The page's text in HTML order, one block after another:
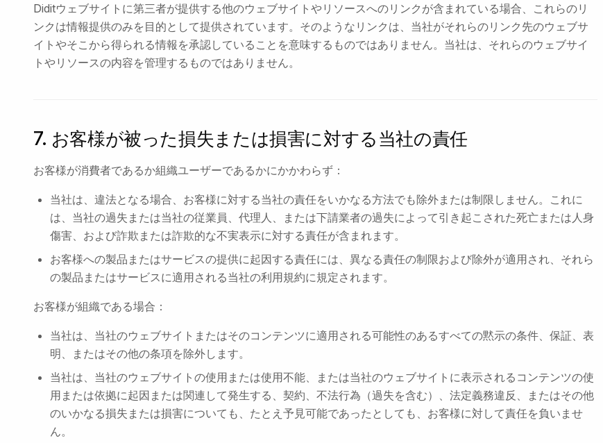
Diditウェブサイトに第三者が提供する他のウェブサイトやリソースへのリンクが含まれている場合、これらのリ
ンクは情報提供のみを目的として提供されています。そのようなリンクは、当社がそれらのリンク先のウェブサ
イトやそこから得られる情報を承認していることを意味するものではありません。当社は、それらのウェブサイ
トやリソースの内容を管理するものではありません。
7. お客様が被った損失または損害に対する当社の責任
お客様が消費者であるか組織ユーザーであるかにかかわらず：
当社は、違法となる場合、お客様に対する当社の責任をいかなる方法でも除外または制限しません。これに
は、当社の過失または当社の従業員、代理人、または下請業者の過失によって引き起こされた死亡または人身
傷害、および詐欺または詐欺的な不実表示に対する責任が含まれます。
お客様への製品またはサービスの提供に起因する責任には、異なる責任の制限および除外が適用され、それら
の製品またはサービスに適用される当社の利用規約に規定されます。
お客様が組織である場合：
当社は、当社のウェブサイトまたはそのコンテンツに適用される可能性のあるすべての黙示の条件、保証、表
明、またはその他の条項を除外します。
当社は、当社のウェブサイトの使用または使用不能、または当社のウェブサイトに表示されるコンテンツの使
用または依拠に起因または関連して発生する、契約、不法行為（過失を含む）、法定義務違反、またはその他
のいかなる損失または損害についても、たとえ予見可能であったとしても、お客様に対して責任を負いませ
ん。